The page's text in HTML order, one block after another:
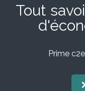
Tout
Prime c2e